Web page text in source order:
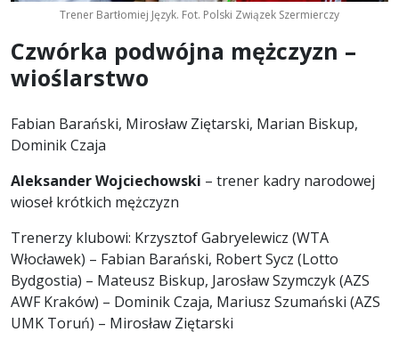
Trener Bartłomiej Język. Fot. Polski Związek Szermierczy
Czwórka podwójna mężczyzn –
wioślarstwo
Fabian Barański, Mirosław Ziętarski, Marian Biskup,
Dominik Czaja
Aleksander Wojciechowski – trener kadry narodowej
wioseł krótkich mężczyzn
Trenerzy klubowi: Krzysztof Gabryelewicz (WTA
Włocławek) – Fabian Barański, Robert Sycz (Lotto
Bydgostia) – Mateusz Biskup, Jarosław Szymczyk (AZS
AWF Kraków) – Dominik Czaja, Mariusz Szumański (AZS
UMK Toruń) – Mirosław Ziętarski